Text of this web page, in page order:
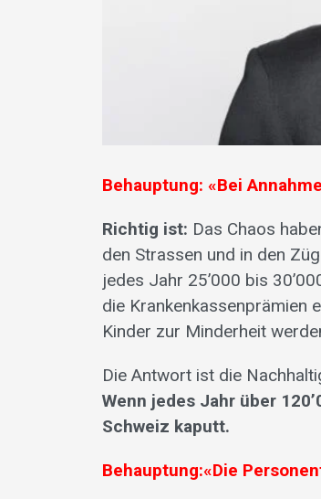
Behauptung: «Bei
Richtig ist: Das Chaos
den Strassen und in den
jedes Jahr 25’000 bis
die Krankenkassenprämien
Kinder zur Minderheit
Die Antwort ist die
Wenn jedes Jahr über
Schweiz kaputt.
Behauptung:«Die